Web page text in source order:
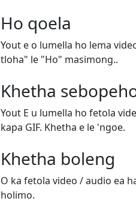
Ho qoela
Yout e o lumella ho lema
tloha" le "Ho" masimong..
Khetha
Yout E u lumella ho fetola
kapa GIF. Khetha e le 'ngoe.
Khetha boleng
O ka fetola video / audio ea
holimo.